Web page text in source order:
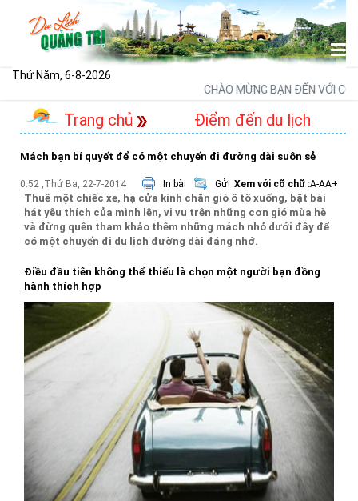
Thứ Năm, 6-8-2026
CHÀO MỪNG BẠN ĐẾN VỚI
Trang chủ Điểm đến du lịch
Mách bạn bí quyết để có một chuyến đi đường dài suôn sẻ
0:52 ,Thứ Ba, 22-7-2014 In bài Gửi Xem với cỡ chữ :A-AA+
Thuê một chiếc xe, hạ cửa kính chắn gió ô tô xuống, bật bài
hát yêu thích của mình lên, vi vu trên những cơn gió mùa hè
và đừng quên tham khảo thêm những mách nhỏ dưới đây để
có một chuyến đi du lịch đường dài đáng nhớ.
Điều đầu tiên không thể thiếu là chọn một người bạn đồng
hành thích hợp